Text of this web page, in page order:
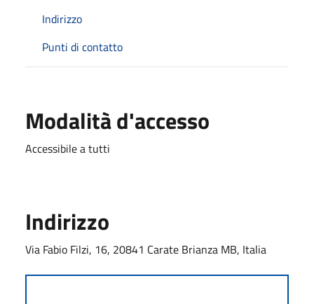
Indirizzo
Punti di contatto
Modalità d'accesso
Accessibile a tutti
Indirizzo
Via Fabio Filzi, 16, 20841 Carate Brianza MB, Italia